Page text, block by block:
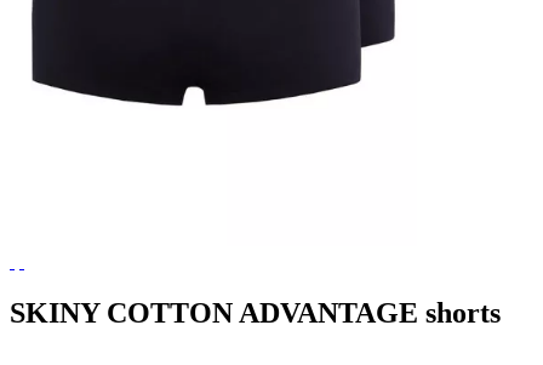
SKINY COTTON ADVANTAGE shorts